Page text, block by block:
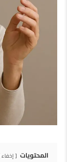
المحتويات إخفاء